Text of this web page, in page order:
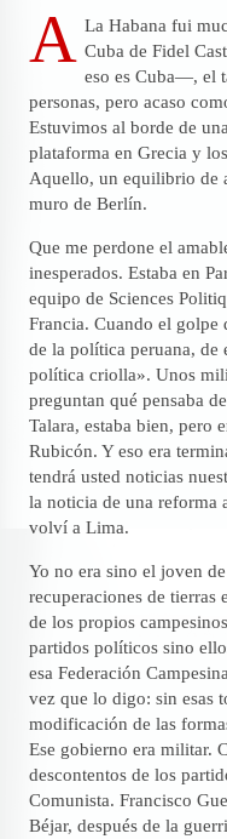
A La Habana fui
Cuba de Fidel
eso es Cuba—, el
personas, pero acaso
Estuvimos al borde de
plataforma en Grecia y
Aquello, un equilibrio de
muro de Berlín.
Que me perdone el
inesperados. Estaba en
equipo de Sciences
Francia. Cuando el golpe
de la política peruana, de
política criolla». Unos
preguntan qué pensaba
Talara, estaba bien, pero
Rubicón. Y eso era
tendrá usted noticias
la noticia de una reforma
volví a Lima.
Yo no era sino el joven de
recuperaciones de tierras
de los propios
partidos políticos sino
esa Federación
vez que lo digo: sin esas
modificación de las
Ese gobierno era militar.
descontentos de los
Comunista. Francisco
Béjar, después de la